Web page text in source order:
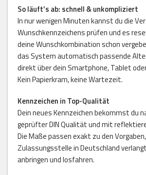
So läuft’s ab: schnell & unkompliziert
In nur wenigen Minuten kannst du die
Wunschkennzeichens prüfen und es
deine Wunschkombination schon
das System automatisch passende
direkt über dein Smartphone, Tablet
Kein Papierkram, keine Wartezeit.
Kennzeichen in Top-Qualität
Dein neues Kennzeichen bekommst du
geprüfter DIN Qualität und mit
Die Maße passen exakt zu den
Zulassungsstelle in Deutschland
anbringen und losfahren.